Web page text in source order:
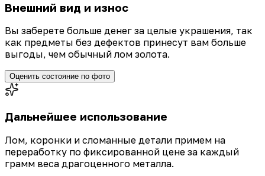
Внешний вид и износ
Вы заберете больше денег за целые украшения, так
как предметы без дефектов принесут вам больше
выгоды, чем обычный лом золота.
Оценить состояние по фото
Дальнейшее использование
Лом, коронки и сломанные детали примем на
переработку по фиксированной цене за каждый
грамм веса драгоценного металла.